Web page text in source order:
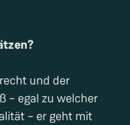
und der
– egal zu welcher
– er geht mit